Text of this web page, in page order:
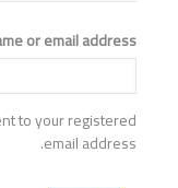
or email address
to your registered
email address.